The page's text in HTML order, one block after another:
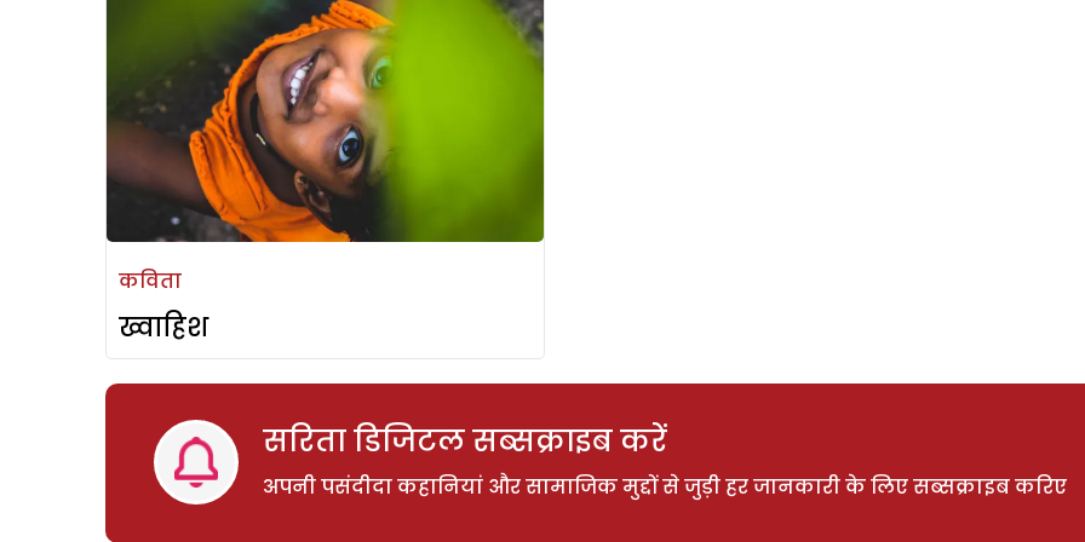
कविता
ख्वाहिश
सरिता डिजिटल सब्सक्राइब करें
अपनी पसंदीदा कहानियां और सामाजिक मुद्दों से जुड़ी हर जानकारी के लिए सब्सक्राइब करिए